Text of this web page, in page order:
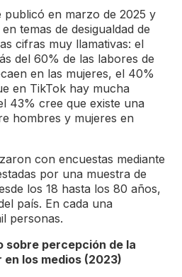
publicó en marzo de 2025 y
temas de desigualdad de
cifras muy llamativas: el
del 60% de las labores de
en las mujeres, el 40%
en TikTok hay mucha
43% cree que existe una
hombres y mujeres en
con encuestas mediante
por una muestra de
los 18 hasta los 80 años,
país. En cada una
personas.
sobre percepción de la
los medios (2023)